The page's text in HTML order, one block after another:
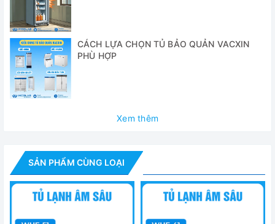
✅ Màn hình cảm ứng TFT LCD Full 7 " Ergonomic (Bộ điều
khiển Smart-LabTM)
✅ WiReTM App & nền tảng Web.
✅ Chức năng quản lý lưu trữ
✅ Chức năng tự chẩn đoán
✅ Bộ ngắt chân không tự động - Dễ dàng mở đóng cửa.
✅ Thiết kế mạnh mẽ và linh hoạt cửa Handle
✅ Sử dụng khối ngưng loại bỏ bộ lọc và nguyên nhân thất
bại liên quan.
CÁCH LỰA CHỌN TỦ BẢO QUẢN VACXIN
PHÙ HỢP
Xem thêm
SẢN PHẨM CÙNG LOẠI